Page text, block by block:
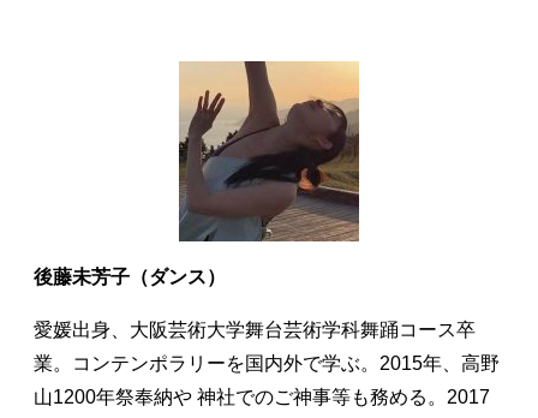
後藤未芳子（ダンス）
愛媛出身、大阪芸術大学舞台芸術学科舞踊コース卒
業。コンテンポラリーを国内外で学ぶ。2015年、高野
山1200年祭奉納や 神社でのご神事等も務める。2017